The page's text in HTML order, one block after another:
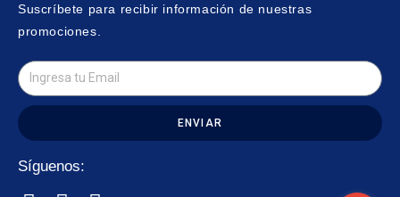
Suscríbete para recibir información de nuestras
promociones.
ENVIAR
Síguenos: